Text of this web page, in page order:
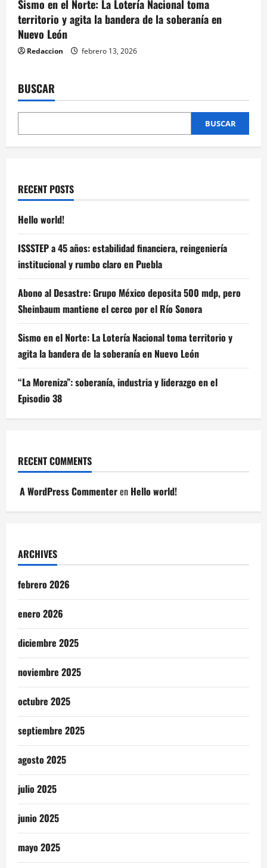
Sismo en el Norte: La Lotería Nacional toma
territorio y agita la bandera de la soberanía en
Nuevo León
Redaccion febrero 13, 2026
BUSCAR
BUSCAR
RECENT POSTS
Hello world!
ISSSTEP a 45 años: estabilidad financiera, reingeniería
institucional y rumbo claro en Puebla
Abono al Desastre: Grupo México deposita 500 mdp, pero
Sheinbaum mantiene el cerco por el Río Sonora
Sismo en el Norte: La Lotería Nacional toma territorio y
agita la bandera de la soberanía en Nuevo León
“La Moreniza”: soberanía, industria y liderazgo en el
Episodio 38
RECENT COMMENTS
A WordPress Commenteren Hello world!
ARCHIVES
febrero 2026
enero 2026
diciembre 2025
noviembre 2025
octubre 2025
septiembre 2025
agosto 2025
julio 2025
junio 2025
mayo 2025